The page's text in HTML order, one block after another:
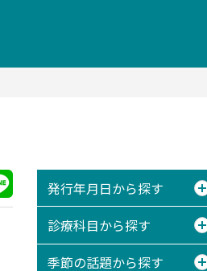
発行年月日から探す
診療科目から探す
季節の話題から探す